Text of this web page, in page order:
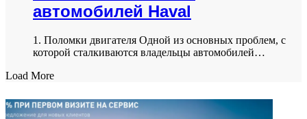
автомобилей Haval
1. Поломки двигателя Одной из основных проблем, с
которой сталкиваются владельцы автомобилей…
Load More